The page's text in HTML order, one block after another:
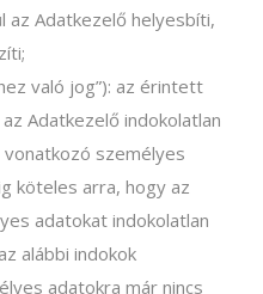
az Adatkezelő helyesbíti,
való jog”): az érintett
Adatkezelő indokolatlan
személyes
köteles arra, hogy az
adatokat indokolatlan
alábbi indokok
adatokra már nincs